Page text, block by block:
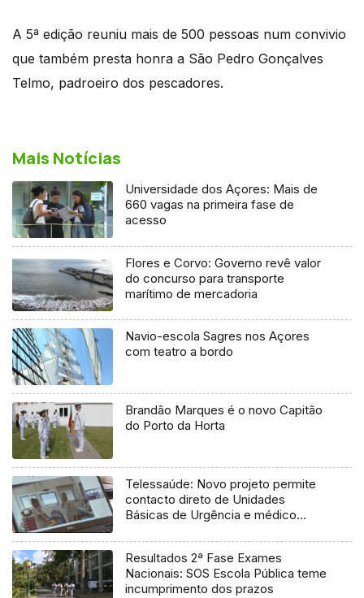
A 5ª edição reuniu mais de 500 pessoas num convivio
que também presta honra a São Pedro Gonçalves
Telmo, padroeiro dos pescadores.
Mais Notícias
Universidade dos Açores: Mais de
660 vagas na primeira fase de
acesso
Flores e Corvo: Governo revê valor
do concurso para transporte
marítimo de mercadoria
Navio-escola Sagres nos Açores
com teatro a bordo
Brandão Marques é o novo Capitão
do Porto da Horta
Telessaúde: Novo projeto permite
contacto direto de Unidades
Básicas de Urgência e médico
Resultados 2ª Fase Exames
Nacionais: SOS Escola Pública teme
incumprimento dos prazos